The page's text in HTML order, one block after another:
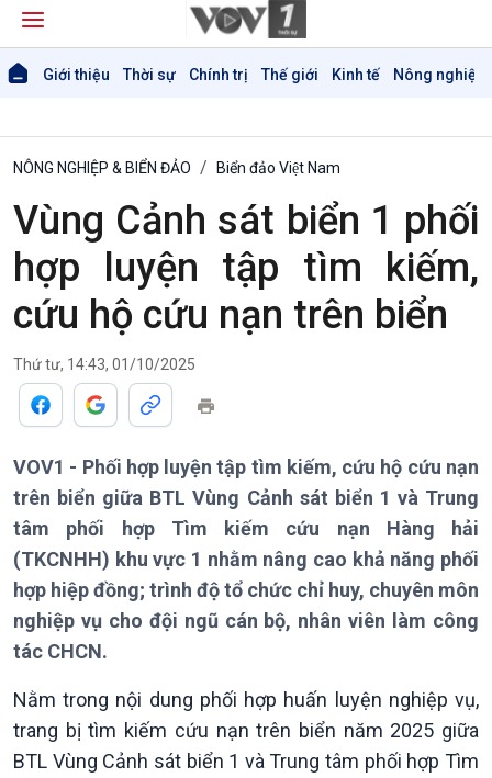
Giới thiệu Thời sự Chính trị Thế giới Kinh tế Nông nghiệp
Giới thiệu
Thời sự
Thời sự 6h
Thời sự 18h
Thời sự 21h30
Bản tin
Chuyên mục
NÔNG NGHIỆP & BIỂN ĐẢO Biển đảo Việt Nam
Vùng Cảnh sát biển 1 phối
hợp luyện tập tìm kiếm,
cứu hộ cứu nạn trên biển
Thứ tư, 14:43, 01/10/2025
VOV1 - Phối hợp luyện tập tìm kiếm, cứu hộ cứu nạn
trên biển giữa BTL Vùng Cảnh sát biển 1 và Trung
tâm phối hợp Tìm kiếm cứu nạn Hàng hải
(TKCNHH) khu vực 1 nhằm nâng cao khả năng phối
hợp hiệp đồng; trình độ tổ chức chỉ huy, chuyên môn
nghiệp vụ cho đội ngũ cán bộ, nhân viên làm công
tác CHCN.
Nằm trong nội dung phối hợp huấn luyện nghiệp vụ,
trang bị tìm kiếm cứu nạn trên biển năm 2025 giữa
BTL Vùng Cảnh sát biển 1 và Trung tâm phối hợp Tìm